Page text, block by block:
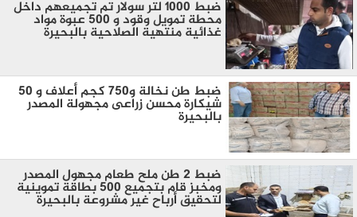
ضبط ١٠٠٠ لتر سولار تم تجميعهم داخل
محطة تمويل وقود و ٥٠٠ عبوة مواد
غذائية منتهية الصلاحية بالبحيرة
ضبط طن نخالة و750 كجم أعلاف و 50
شيكارة محسن زراعى مجهولة المصدر
بالبحيرة
ضبط 2 طن ملح طعام مجهول المصدر
ومخبز قام بتجميع 500 بطاقة تموينية
لتحقيق أرباح غير مشروعة بالبحيرة